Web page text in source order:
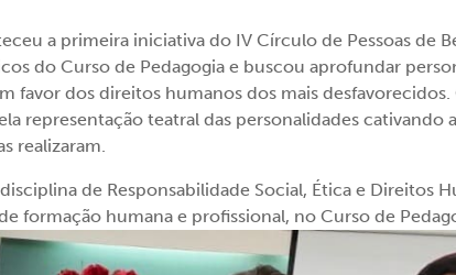
a primeira iniciativa do IV Círculo de Pessoas de
do Curso de Pedagogia e buscou aprofundar
favor dos direitos humanos dos mais
representação teatral das personalidades cativando
realizaram.
de Responsabilidade Social, Ética e Direitos
formação humana e profissional, no Curso de